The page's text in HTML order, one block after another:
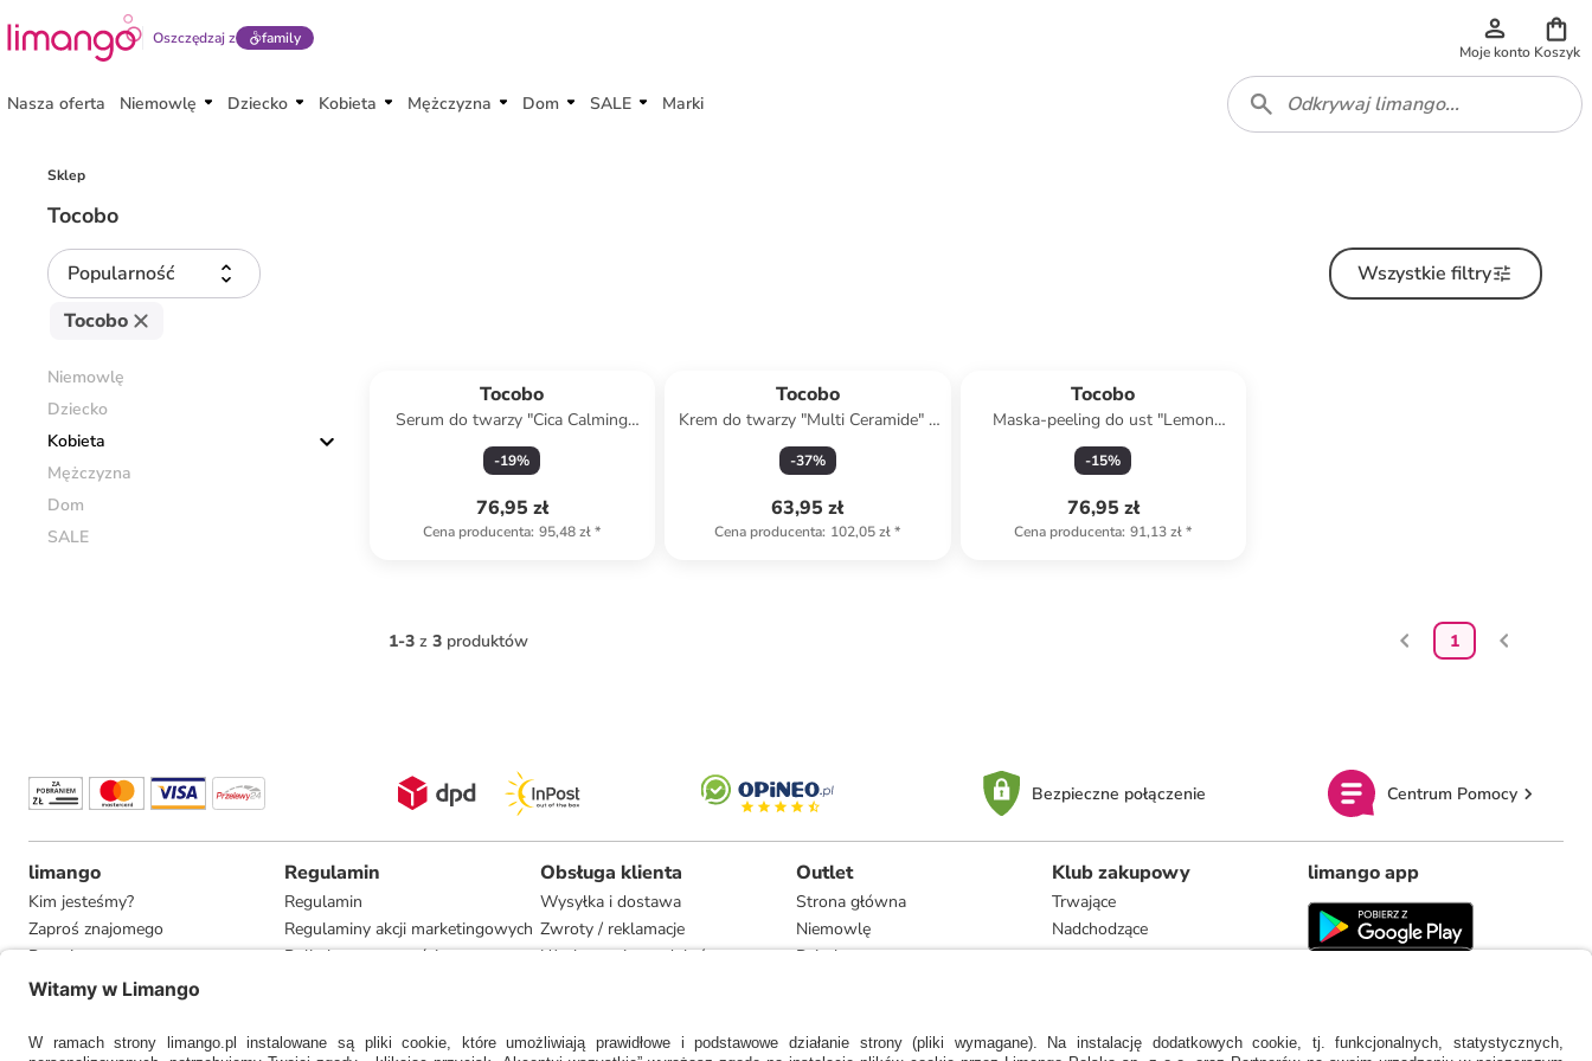
Oszczędzaj z family
Moje konto Koszyk
Nasza oferta Niemowlę Dziecko Kobieta Mężczyzna Dom SALE Marki
Sklep
Tocobo
Popularność
Wszystkie filtry
Tocobo
Niemowlę
Dziecko
Kobieta
Mężczyzna
Dom
SALE
Tocobo
Serum do twarzy "Cica Calming
Serum" - 50 ml
-19%
76,95 zł
Cena producenta: 95,48 zł*
Tocobo
Krem do twarzy "Multi Ceramide" -
50 ml
-37%
63,95 zł
Cena producenta: 102,05 zł*
Tocobo
Maska-peeling do ust "Lemon
Sugar" - 20 ml
-15%
76,95 zł
Cena producenta: 91,13 zł*
1-3 z 3 produktów 1
Bezpieczne połączenie Centrum Pomocy
limango
Kim jesteśmy?
Zaproś znajomego
Pracuj u nas
Informacje dla prasy
Regulamin
Regulamin
Regulaminy akcji marketingowych
Polityka prywatności
Obsługa klienta
Wysyłka i dostawa
Zwroty / reklamacje
Użytkowanie produktów
Zgodność z umową i naprawa
Outlet
Strona główna
Niemowlę
Dziecko
Dom
Klub zakupowy
Trwające
Nadchodzące
limango app